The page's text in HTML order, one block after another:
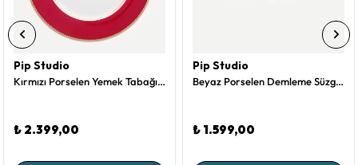
Pip Studio
Kırmızı Porselen Yemek Tabağı 26,5 Cm Love Birds Collection by Pip Studio
₺ 2.399,00
Pip Studio
Beyaz Porselen Demleme Süzgeci 12,6 Cm Early Bird Collection by Pip Studio
₺ 1.599,00